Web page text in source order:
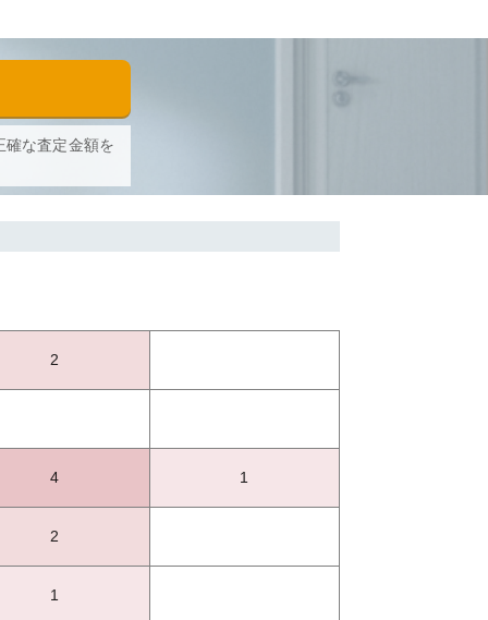
確な査定金額を
2
4 1
2
1